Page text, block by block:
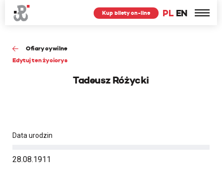
PL EN
Kup bilety on-line
Ofiary cywilne
Edytuj ten życiorys
Tadeusz Różycki
Data urodzin
28.08.1911